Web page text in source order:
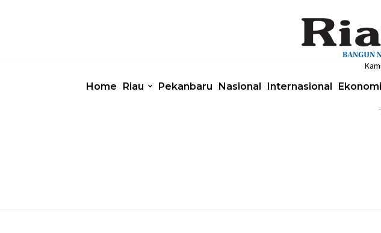
Home Riau Pekanbaru Nasional Internasional